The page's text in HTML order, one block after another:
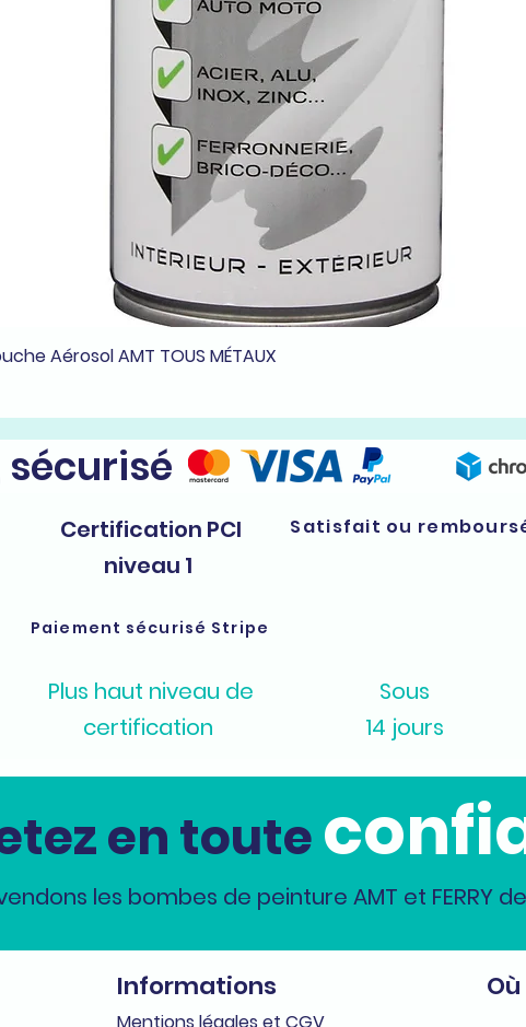
Aperçu rapide
Aérosol AMT TOUS MÉTAUX
Certification PCI
niveau 1
Plus haut niveau de
certification
Paiement sécurisé Stripe
Sous
14 jours
Satisfait ou
en toute
les bombes de peinture AMT et FERRY
Informations